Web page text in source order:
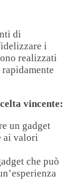
di
i
realizzati
vincente:
un gadget
ai valori
che può